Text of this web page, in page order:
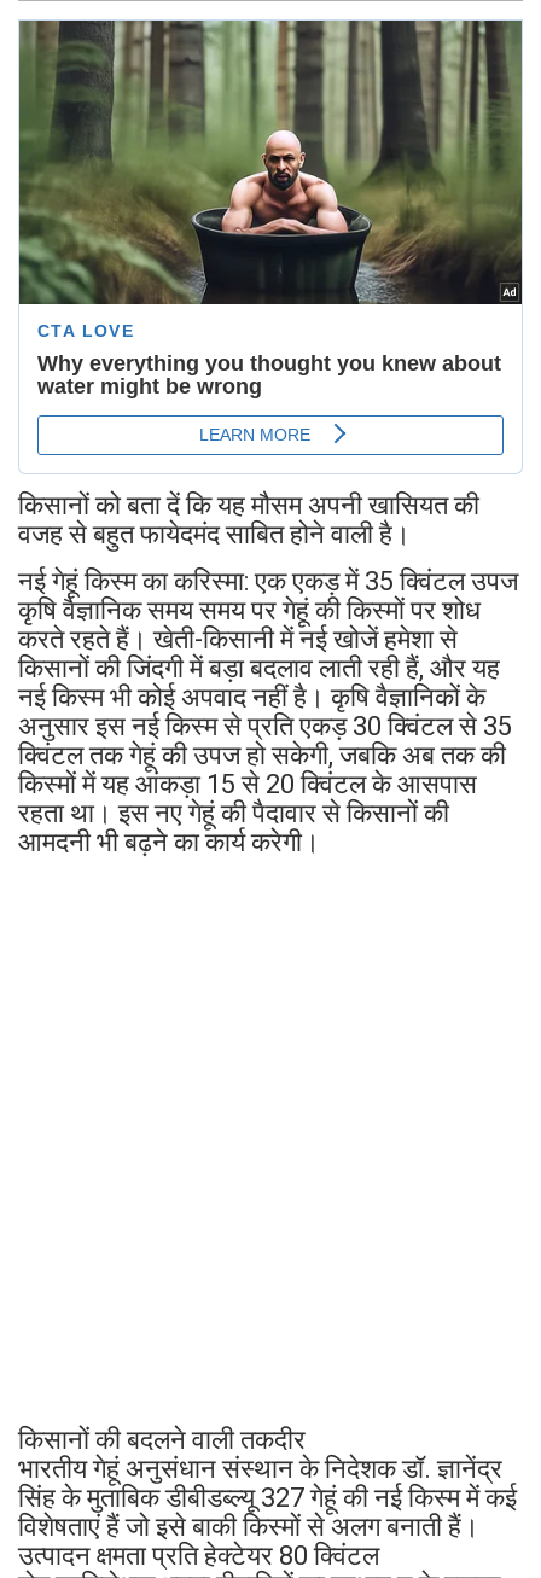
बदलाव
किसानों को बता दें कि यह मौसम अपनी खासियत की
वजह से बहुत फायेदमंद साबित होने वाली है।
नई गेहूं किस्म का करिस्मा: एक एकड़ में 35 क्विंटल उपज
कृषि वैज्ञानिक समय समय पर गेहूं की किस्मों पर शोध
करते रहते हैं। खेती-किसानी में नई खोजें हमेशा से
किसानों की जिंदगी में बड़ा बदलाव लाती रही हैं, और यह
नई किस्म भी कोई अपवाद नहीं है। कृषि वैज्ञानिकों के
अनुसार इस नई किस्म से प्रति एकड़ 30 क्विंटल से 35
क्विंटल तक गेहूं की उपज हो सकेगी, जबकि अब तक की
किस्मों में यह आंकड़ा 15 से 20 क्विंटल के आसपास
रहता था। इस नए गेहूं की पैदावार से किसानों की
आमदनी भी बढ़ने का कार्य करेगी।
किसानों की बदलने वाली तकदीर
भारतीय गेहूं अनुसंधान संस्थान के निदेशक डॉ. ज्ञानेंद्र
सिंह के मुताबिक डीबीडब्ल्यू 327 गेहूं की नई किस्म में कई
विशेषताएं हैं जो इसे बाकी किस्मों से अलग बनाती हैं।
उत्पादन क्षमता प्रति हेक्टेयर 80 क्विंटल